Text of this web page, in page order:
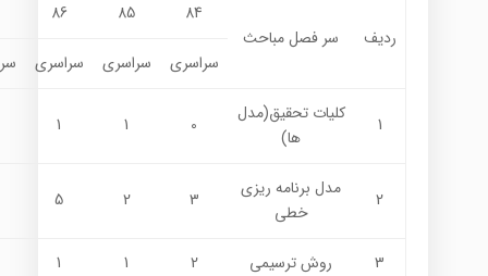
ردیف سر فصل مباحث
84
85
86
سراسری سراسری سراسری
1
كليات تحقيق(مدل
ها)
0
1
1
2
مدل برنامه ريزي
خطي
3
2
5
3 روش ترسيمي 2
1
1